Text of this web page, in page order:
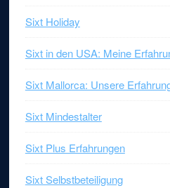
Sixt Holiday
Sixt in den USA: Meine
Sixt Mallorca: Unsere
Sixt Mindestalter
Sixt Plus Erfahrungen
Sixt Selbstbeteiligung